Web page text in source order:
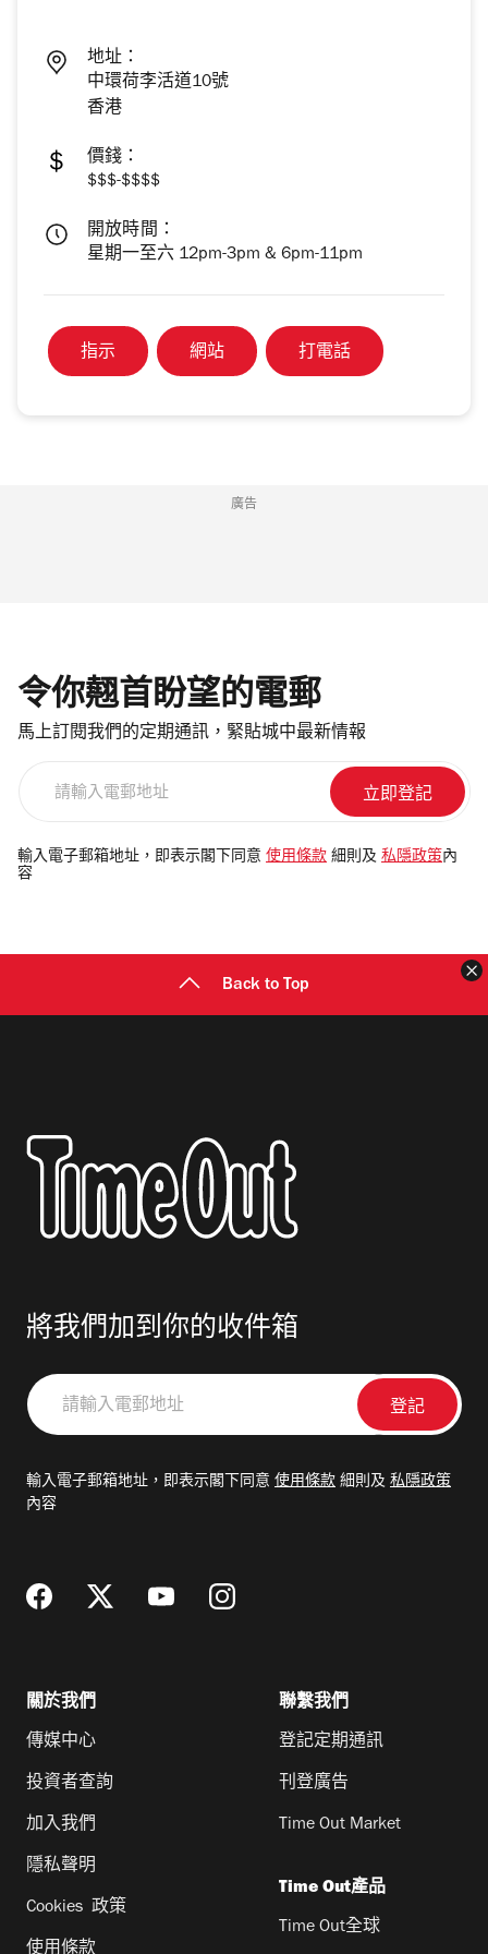
地址：
中環荷李活道10號
香港
價錢：
$$$-$$$$
開放時間：
星期一至六 12pm-3pm & 6pm-11pm
指示 網站 打電話
廣告
令你翹首盼望的電郵
馬上訂閱我們的定期通訊，緊貼城中最新情報
電
郵
輸入電子郵箱地址，即表示閣下同意 使用條款 細則及 私隱政策 內
容
Back to Top
將我們加到你的收件箱
請
輸
郵
輸入電子郵箱地址，即表示閣下同意 使用條款 細則及 私隱政策
內容
關於我們
傳媒中心
投資者查詢
加入我們
隱私聲明
Cookies 政策
使用條款
聯繫我們
登記定期通訊
刊登廣告
Time Out Market
Time Out產品
Time Out全球